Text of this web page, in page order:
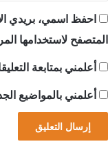
احفظ اسمي، بريدي
المتصفح لاستخدامها
أعلمني بمتابعة
أعلمني بالمواضيع